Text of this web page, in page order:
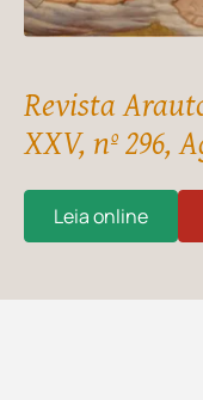
Revista
XXV, nº 296,
Leia online